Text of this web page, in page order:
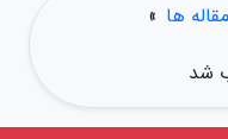
ها »
شد